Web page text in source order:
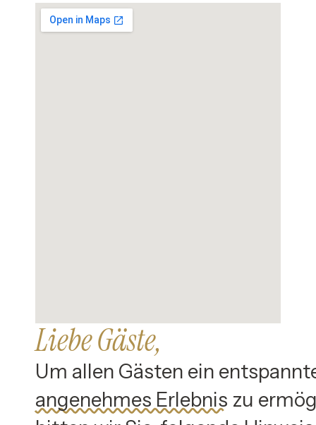
Liebe Gäste,
Um allen Gästen ein
angenehmes Erlebnis zu